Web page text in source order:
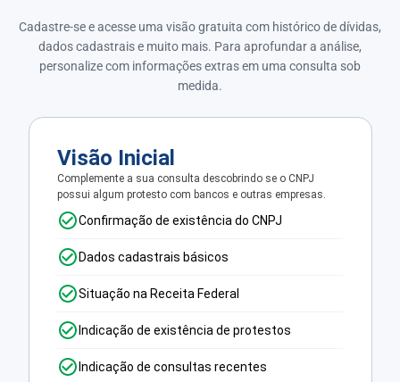
Cadastre-se e acesse uma visão gratuita com histórico de dívidas,
dados cadastrais e muito mais. Para aprofundar a análise,
personalize com informações extras em uma consulta sob
medida.
Visão Inicial
Complemente a sua consulta descobrindo se o CNPJ
possui algum protesto com bancos e outras empresas.
Confirmação de existência do CNPJ
Dados cadastrais básicos
Situação na Receita Federal
Indicação de existência de protestos
Indicação de consultas recentes